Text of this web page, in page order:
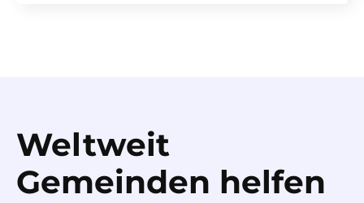
Weltweit
Gemeinden helfen